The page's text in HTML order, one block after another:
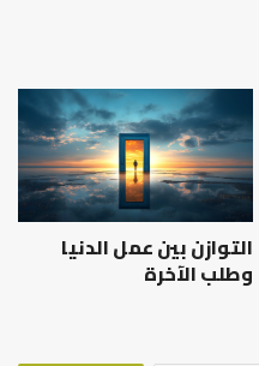
التوازن بين عمل الدنيا
وطلب الآخرة